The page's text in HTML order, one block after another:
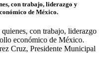
con trabajo, liderazgo y
de México.
con trabajo, liderazgo
económico de México.
Cruz, Presidente Municipal